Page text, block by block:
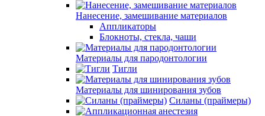
Нанесение, замешивание материалов
Аппликаторы
Блокноты, стекла, чаши
Материалы для пародонтологии
Тигли
Материалы для шинирования зубов
Силаны (праймеры)